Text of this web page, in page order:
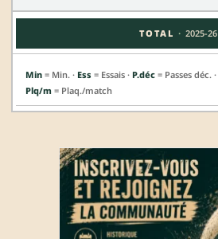
TOTAL · 2025-26
Min = Min. · Ess = Essais · P.déc = Passes déc. ·
Plq/m = Plaq./match